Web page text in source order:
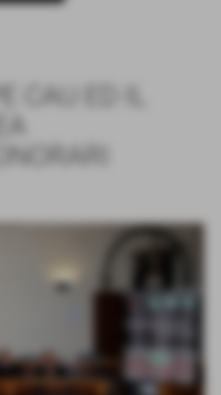
CAU ED IL